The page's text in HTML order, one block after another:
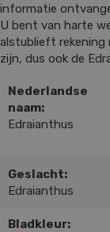
informatie
U bent van harte
alstublieft rekening
zijn, dus ook de
Nederlandse
naam:
Edraianthus
Geslacht:
Edraianthus
Bladkleur: